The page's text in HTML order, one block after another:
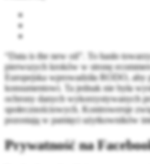
“Data is the new oil”. To hasło
pierwszych kroków w stronę
Europejska wprowadziła RODO,
konsumentowi. Ta jednak nie była
ochrony danych wykorzystywanych
społecznościowych. Kontrowersje
pozostają w pamięci użytkowników
Prywatność na